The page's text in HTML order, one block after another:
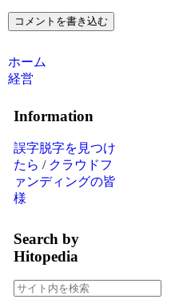
コメントを書き込む
ホーム
経営
Information
誤字脱字を見つけ
たら / クラウドフ
ァンディングの皆
様
Search by
Hitopedia